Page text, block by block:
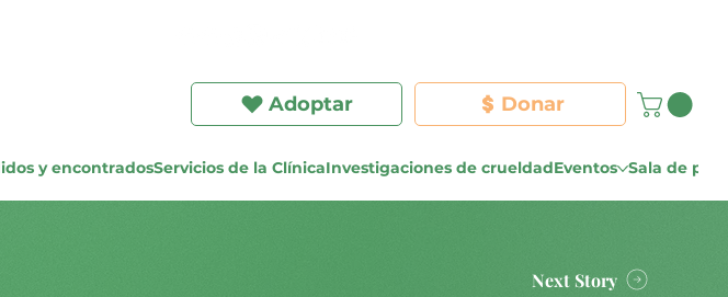
Adoptar Donar
y encontradosServicios de la ClínicaInvestigaciones de crueldadEventos Sala de
Next Story